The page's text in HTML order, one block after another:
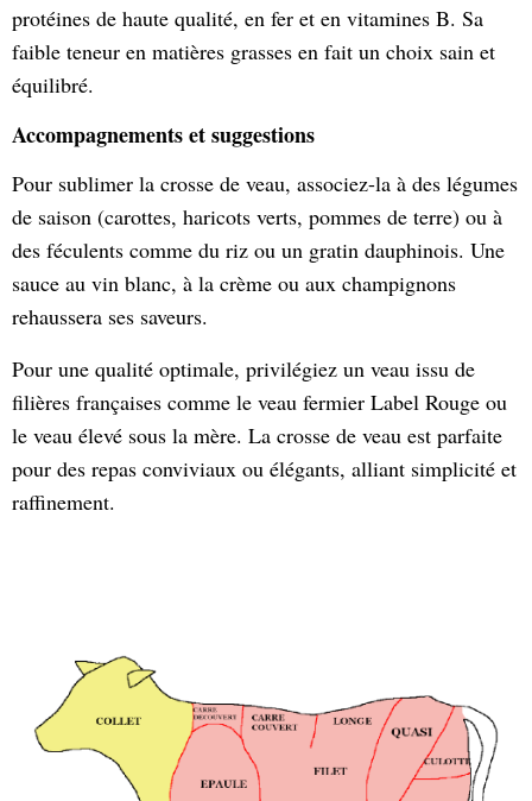
protéines de haute qualité, en fer et en vitamines B. Sa
faible teneur en matières grasses en fait un choix sain et
équilibré.
Accompagnements et suggestions
Pour sublimer la crosse de veau, associez-la à des légumes
de saison (carottes, haricots verts, pommes de terre) ou à
des féculents comme du riz ou un gratin dauphinois. Une
sauce au vin blanc, à la crème ou aux champignons
rehaussera ses saveurs.
Pour une qualité optimale, privilégiez un veau issu de
filières françaises comme le veau fermier Label Rouge ou
le veau élevé sous la mère. La crosse de veau est parfaite
pour des repas conviviaux ou élégants, alliant simplicité et
raffinement.